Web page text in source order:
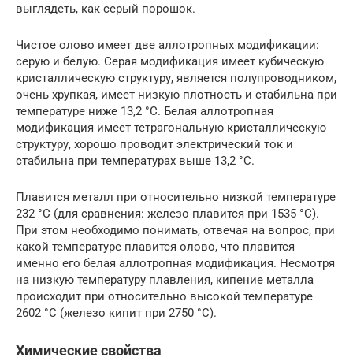
выглядеть, как серый порошок.
Чистое олово имеет две аллотропных модификации:
серую и белую. Серая модификация имеет кубическую
кристаллическую структуру, является полупроводником,
очень хрупкая, имеет низкую плотность и стабильна при
температуре ниже 13,2 °C. Белая аллотропная
модификация имеет тетрагональную кристаллическую
структуру, хорошо проводит электрический ток и
стабильна при температурах выше 13,2 °C.
Плавится металл при относительно низкой температуре
232 °C (для сравнения: железо плавится при 1535 °C).
При этом необходимо понимать, отвечая на вопрос, при
какой температуре плавится олово, что плавится
именно его белая аллотропная модификация. Несмотря
на низкую температуру плавления, кипение металла
происходит при относительно высокой температуре
2602 °C (железо кипит при 2750 °C).
Химические свойства